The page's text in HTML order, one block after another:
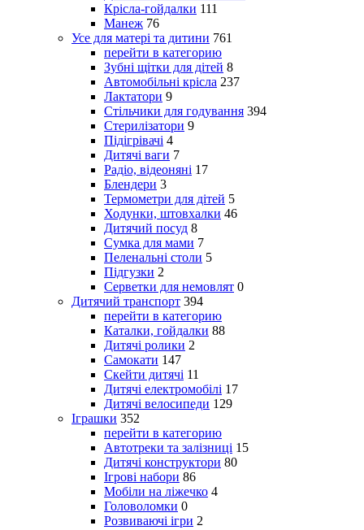
Крісла-гойдалки 111
Манеж 76
Усе для матері та дитини 761
перейти в категорию
Зубні щітки для дітей 8
Автомобільні крісла 237
Лактатори 9
Стільчики для годування 394
Стерилізатори 9
Підігрівачі 4
Дитячі ваги 7
Радіо, відеоняні 17
Блендери 3
Термометри для дітей 5
Ходунки, штовхалки 46
Дитячий посуд 8
Сумка для мами 7
Пеленальні столи 5
Підгузки 2
Серветки для немовлят 0
Дитячий транспорт 394
перейти в категорию
Каталки, гойдалки 88
Дитячі ролики 2
Самокати 147
Скейти дитячі 11
Дитячі електромобілі 17
Дитячі велосипеди 129
Іграшки 352
перейти в категорию
Автотреки та залізниці 15
Дитячі конструктори 80
Ігрові набори 86
Мобіли на ліжечко 4
Головоломки 0
Розвиваючі ігри 2